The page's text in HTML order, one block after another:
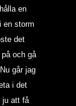
en
en storm
det
och gå
går jag
i det
ju att få